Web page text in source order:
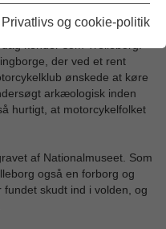
Privatlivs og cookie-politik
Vårby Å anlagde Harald
der ved et rent
ønskede at køre
arkæologisk inden
hurtigt, at motorcykelfolket
af Nationalmuseet. Som
også en forborg og
skudt ind i volden, og